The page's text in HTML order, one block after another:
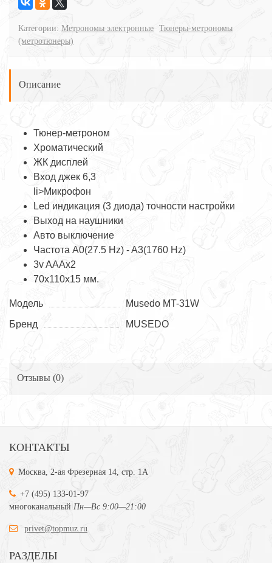
Категории: Метрономы электронные Тюнеры-метрономы
(метротюнеры)
Описание
Тюнер-метроном
Хроматический
ЖК дисплей
Вход джек 6,3
li>Микрофон
Led индикация (3 диода) точности настройки
Выход на наушники
Авто выключение
Частота A0(27.5 Hz) - A3(1760 Hz)
3v AAAх2
70х110х15 мм.
Модель
Musedo MT-31W
Бренд
MUSEDO
Отзывы (0)
КОНТАКТЫ
Москва, 2-ая Фрезерная 14, стр. 1А
+7 (495) 133-01-97
многоканальный Пн—Вс 9:00—21:00
privet@topmuz.ru
РАЗДЕЛЫ